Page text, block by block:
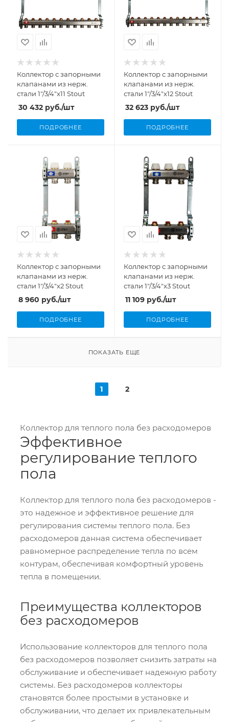
Коллектор с запорными
клапанами из нерж.
стали 1"/3/4"x11 Stout
30 432 руб./шт
ПОДРОБНЕЕ
Коллектор с запорными
клапанами из нерж.
стали 1"/3/4"x12 Stout
32 623 руб./шт
ПОДРОБНЕЕ
Коллектор с запорными
клапанами из нерж.
стали 1"/3/4"x2 Stout
8 960 руб./шт
ПОДРОБНЕЕ
Коллектор с запорными
клапанами из нерж.
стали 1"/3/4"x3 Stout
11 109 руб./шт
ПОДРОБНЕЕ
ПОКАЗАТЬ ЕЩЕ
1 2
Коллектор для теплого пола без расходомеров
Эффективное
регулирование теплого
пола
Коллектор для теплого пола без расходомеров -
это надежное и эффективное решение для
регулирования системы теплого пола. Без
расходомеров данная система обеспечивает
равномерное распределение тепла по всем
контурам, обеспечивая комфортный уровень
тепла в помещении.
Преимущества коллекторов
без расходомеров
Использование коллекторов для теплого пола
без расходомеров позволяет снизить затраты на
обслуживание и обеспечивает надежную работу
системы. Без расходомеров коллекторы
становятся более простыми в установке и
обслуживании, что делает их привлекательным